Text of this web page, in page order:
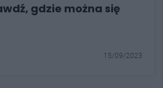
gdzie można się
15/09/2023